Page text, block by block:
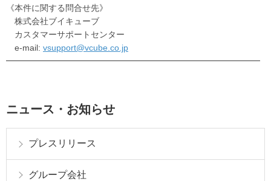
《本件に関する問合せ先》
株式会社ブイキューブ
カスタマーサポートセンター
e-mail: vsupport@vcube.co.jp
━━━━━━━━━━━━━━━━━━━━━━━━━━━━━━
ニュース・お知らせ
プレスリリース
グループ会社